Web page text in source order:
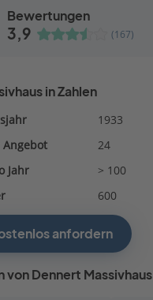
Bewertungen
3,9 (167)
in Zahlen
1933
24
Jahr
> 100
600
anfordern
von Dennert Massivhaus